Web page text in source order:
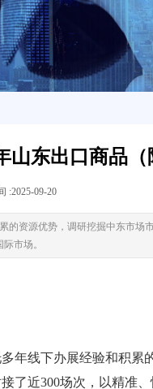
山东出口商品
:2025-09-20
资源优势，调研挖掘中东市
市场。
线下办展经验和积累
了近300场次，以精